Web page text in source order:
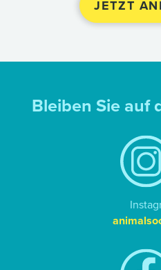
Bleiben Sie auf